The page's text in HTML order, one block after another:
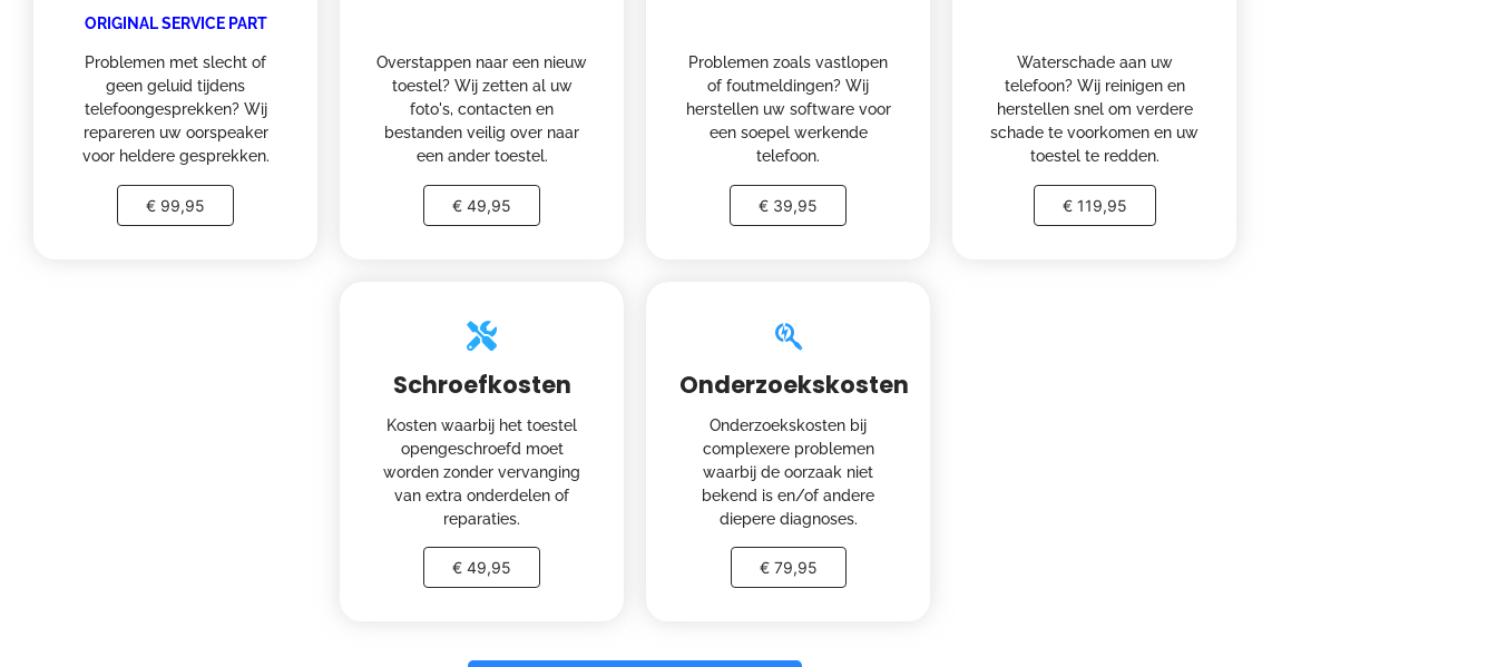
ORIGINAL SERVICE PART
Problemen met slecht of
geen geluid tijdens
telefoongesprekken? Wij
repareren uw oorspeaker
voor heldere gesprekken.
€ 99,95
Overstappen naar een nieuw
toestel? Wij zetten al uw
foto's, contacten en
bestanden veilig over naar
een ander toestel.
€ 49,95
Problemen zoals vastlopen
of foutmeldingen? Wij
herstellen uw software voor
een soepel werkende
telefoon.
€ 39,95
Waterschade aan uw
telefoon? Wij reinigen en
herstellen snel om verdere
schade te voorkomen en uw
toestel te redden.
€ 119,95
Schroefkosten
Kosten waarbij het toestel
opengeschroefd moet
worden zonder vervanging
van extra onderdelen of
reparaties.
€ 49,95
Onderzoekskosten
Onderzoekskosten bij
complexere problemen
waarbij de oorzaak niet
bekend is en/of andere
diepere diagnoses.
€ 79,95